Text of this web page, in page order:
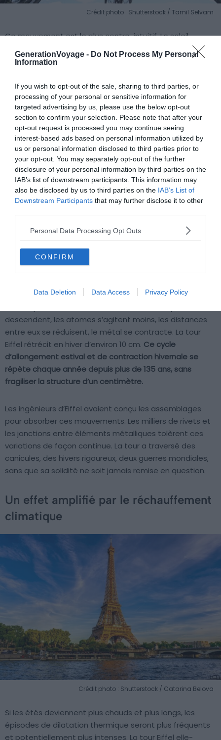
GenerationVoyage - Do Not Process My Personal
Information
If you wish to opt-out of the sale, sharing to third parties, or
processing of your personal or sensitive information for
targeted advertising by us, please use the below opt-out
section to confirm your selection. Please note that after your
opt-out request is processed you may continue seeing
interest-based ads based on personal information utilized by
us or personal information disclosed to third parties prior to
your opt-out. You may separately opt-out of the further
disclosure of your personal information by third parties on the
IAB’s list of downstream participants. This information may
also be disclosed by us to third parties on the IAB’s List of
Downstream Participants that may further disclose it to other
Personal Data Processing Opt Outs
CONFIRM
Data Deletion Data Access Privacy Policy
Crédit photo : Shutterstock / Tamil Selvam
Ce mouvement est le plus contre-intuitif. Le soleil
n’éclaire qu’une face de la tour à la fois. Cette face se
réchauffe et se dilate davantage que les trois autres,
légèrement incliner la structure du côté opposé au soleil.
À mesure que le soleil avance dans le ciel au fil de la
journée, la face exposée change. Le sommet de la tour
décrit alors une courbe quasi circulaire d’environ 15 cm
de diamètre. C’est ce chiffre, ce déplacement latéral du
sommet, que les physiciens mesurent et que les médias
citent le plus souvent. Il ne faut pas le confondre avec
l’allongement vertical de la structure lié à la hausse des
températures saisonnières. Ce mouvement reste là
Et en hiver, elle rapetisse
descendent, les atomes s’agitent moins, les distances
entre eux se réduisent, le métal se contracte. La tour
Eiffel rétrécit en hiver d’environ 10 cm. Ce cycle
d’allongement estival et de contraction hivernale se
répète chaque année depuis plus de 135 ans, sans
fragiliser la structure d’un centimètre.
Les ingénieurs d’Eiffel avaient conçu les assemblages
pour absorber ces mouvements. Les milliers de rivets et
les jonctions entre éléments métalliques tolèrent ces
variations de façon continue. La tour a traversé des
canicules, des hivers rigoureux, deux guerres mondiales,
sans que sa solidité ne soit jamais remise en question.
Un effet amplifié par le réchauffement
climatique
Crédit photo : Shutterstock / Catarina Belova
Si les étés deviennent plus chauds et plus longs, les
épisodes de dilatation thermique seront plus fréquents
et potentiellement plus intenses. La tour Eiffel elle-